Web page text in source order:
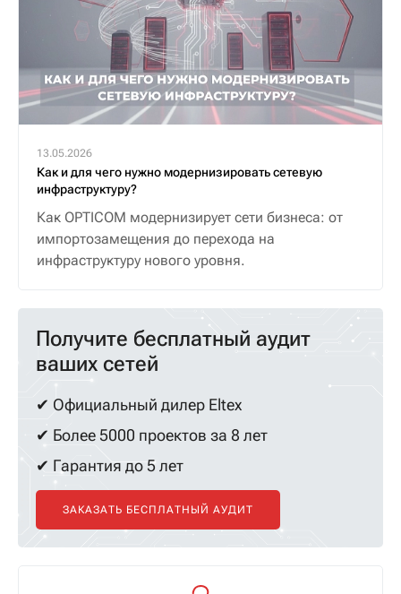
13.05.2026
Как и для чего нужно модернизировать сетевую
инфраструктуру?
Как OPTICOM модернизирует сети бизнеса: от
импортозамещения до перехода на
инфраструктуру нового уровня.
Получите бесплатный аудит
ваших сетей
✔ Официальный дилер Eltex
✔ Более 5000 проектов за 8 лет
✔ Гарантия до 5 лет
ЗАКАЗАТЬ БЕСПЛАТНЫЙ АУДИТ